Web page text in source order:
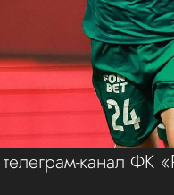
канал ФК